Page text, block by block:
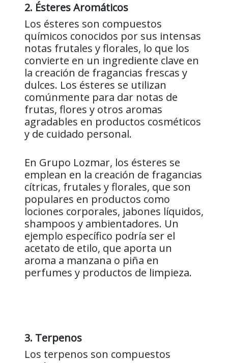
2. Ésteres Aromáticos
Los ésteres son compuestos
químicos conocidos por sus intensas
notas frutales y florales, lo que los
convierte en un ingrediente clave en
la creación de fragancias frescas y
dulces. Los ésteres se utilizan
comúnmente para dar notas de
frutas, flores y otros aromas
agradables en productos cosméticos
y de cuidado personal.
En Grupo Lozmar, los ésteres se
emplean en la creación de fragancias
cítricas, frutales y florales, que son
populares en productos como
lociones corporales, jabones líquidos,
shampoos y ambientadores. Un
ejemplo específico podría ser el
acetato de etilo, que aporta un
aroma a manzana o piña en
perfumes y productos de limpieza.
3. Terpenos
Los terpenos son compuestos